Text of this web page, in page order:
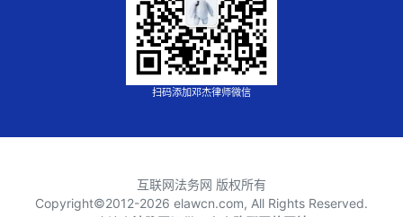
扫码添加邓杰律师微信
互联网法务网 版权所有
Copyright©2012-2026 elawcn.com, All Rights Reserved.